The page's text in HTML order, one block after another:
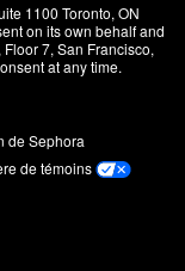
1100 Toronto, ON
on its own behalf and
7, San Francisco,
at any time.
de Sephora
de témoins